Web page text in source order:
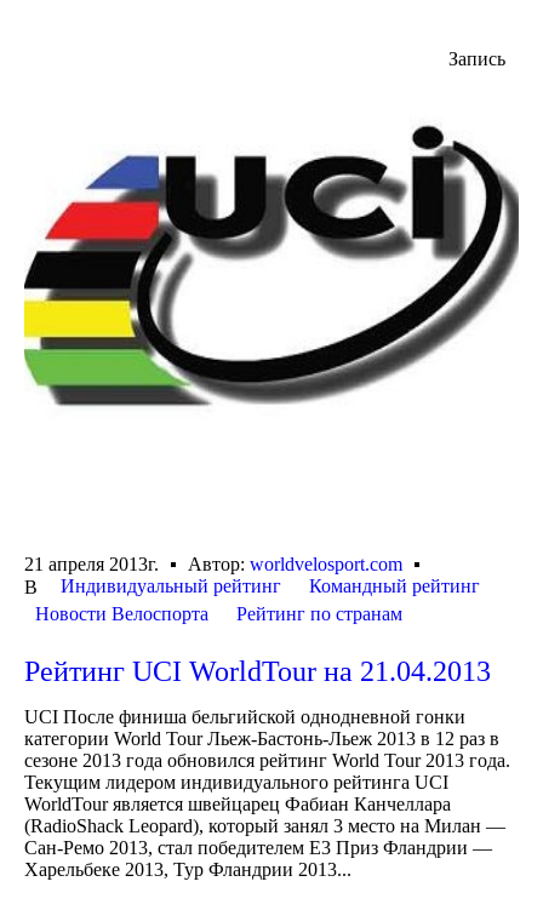
Запись
21 апреля 2013г. Автор: worldvelosport.com
В
Индивидуальный рейтинг
Командный рейтинг
Новости Велоспорта
Рейтинг по странам
Рейтинг UCI WorldTour на 21.04.2013
UCI После финиша бельгийской однодневной гонки
категории World Tour Льеж-Бастонь-Льеж 2013 в 12 раз в
сезоне 2013 года обновился рейтинг World Tour 2013 года.
Текущим лидером индивидуального рейтинга UCI
WorldTour является швейцарец Фабиан Канчеллара
(RadioShack Leopard), который занял 3 место на Милан —
Сан-Ремо 2013, стал победителем Е3 Приз Фландрии —
Харельбеке 2013, Тур Фландрии 2013...